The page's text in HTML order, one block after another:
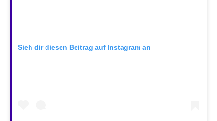
Sieh dir diesen Beitrag auf Instagram an